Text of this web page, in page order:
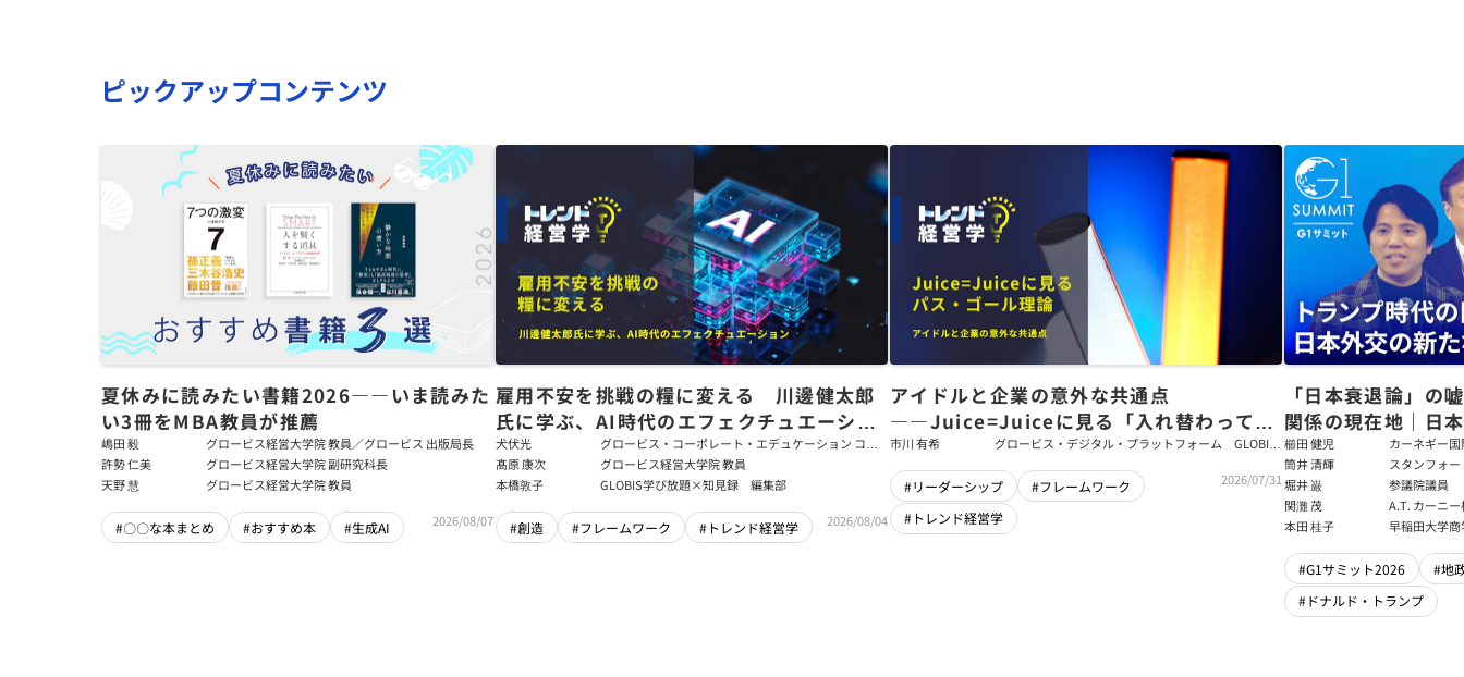
ピックアップコンテンツ
夏休みに読みたい書籍2026――いま読みた
い3冊をMBA教員が推薦
嶋田 毅
グロービス経営大学院 教員／グロービス 出版局長
許勢 仁美
グロービス経営大学院 副研究科長
天野 慧
グロービス経営大学院 教員
#〇〇な本まとめ #おすすめ本 #生成AI 2026/08/07
雇用不安を挑戦の糧に変える 川邊健太郎
氏に学ぶ、AI時代のエフェクチュエーショ
ン
犬伏光
グロービス・コーポレート・エデュケーション コー
ポレート・ソリューション・チーム コンサルタント
髙原 康次
グロービス経営大学院 教員
本橋敦子
GLOBIS学び放題×知見録 編集部
#創造 #フレームワーク #トレンド経営学 2026/08/04
アイドルと企業の意外な共通点
――Juice=Juiceに見る「入れ替わっても
強いチーム」をつくるパス・ゴール理論
市川 有希
グロービス・デジタル・プラットフォーム GLOBIS
#リーダーシップ
#フレームワーク
#トレンド経営学
2026/07/31
「日本衰退論」の
関係の現在地｜日
戦略【櫛田健児×
輝】
櫛田 健児
カーネギー
ラムディレ
筒井 清輝
スタンフォ
大学アジア
フェロー
堀井 巌
参議院議員
関灘 茂
A.T. カーニ
本法人会長
本田 桂子 早稲田大学
#G1サミット2026
#地
#ドナルド・トランプ